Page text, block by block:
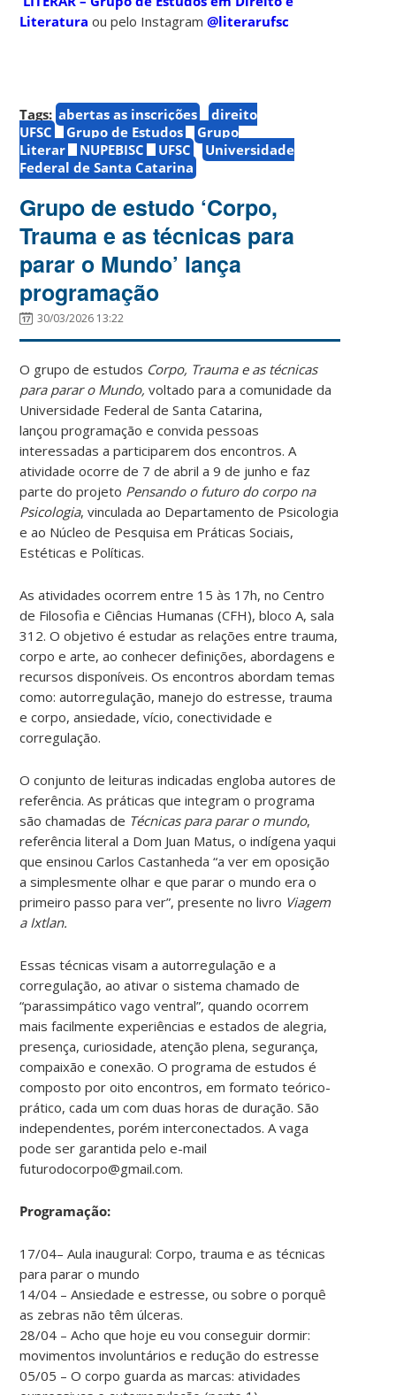
Literatura ou pelo Instagram@literarufsc
Tags: abertas as inscrições
direito
UFSC
Grupo de Estudos
Grupo
Literar
NUPEBISC UFSC
Universidade
Federal de Santa Catarina
Grupo de estudo ‘Corpo,
Trauma e as técnicas para
parar o Mundo’ lança
programação
30/03/2026 13:22
O grupo de estudos Corpo, Trauma e as técnicas
para parar o Mundo,voltado para a comunidade da
Universidade Federal de Santa Catarina,
lançou programação e convida pessoas
interessadas a participarem dos encontros. A
atividade ocorre de 7 de abril a 9 de junho e faz
parte do projeto Pensando o futuro do corpo na
Psicologia, vinculada ao Departamento de Psicologia
e ao Núcleo de Pesquisa em Práticas Sociais,
Estéticas e Políticas.
As atividades ocorrem entre 15 às 17h, no Centro
de Filosofia e Ciências Humanas (CFH), bloco A, sala
312. O objetivo é estudar as relações entre trauma,
corpo e arte, ao conhecer definições, abordagens e
recursos disponíveis. Os encontros abordam temas
como: autorregulação, manejo do estresse, trauma
e corpo, ansiedade, vício, conectividade e
corregulação.
O conjunto de leituras indicadas engloba autores de
referência. As práticas que integram o programa
são chamadas de Técnicas para parar o mundo,
referência literal a Dom Juan Matus, o indígena yaqui
que ensinou Carlos Castanheda “a ver em oposição
a simplesmente olhar e que parar o mundo era o
primeiro passo para ver”, presente no livro Viagem
a Ixtlan.
Essas técnicas visam a autorregulação e a
corregulação, ao ativar o sistema chamado de
“parassimpático vago ventral”, quando ocorrem
mais facilmente experiências e estados de alegria,
presença, curiosidade, atenção plena, segurança,
compaixão e conexão. O programa de estudos é
composto por oito encontros, em formato teórico-
prático, cada um com duas horas de duração. São
independentes, porém interconectados. A vaga
pode ser garantida pelo e-mail
futurodocorpo@gmail.com.
Programação:
17/04– Aula inaugural: Corpo, trauma e as técnicas
para parar o mundo
14/04 – Ansiedade e estresse, ou sobre o porquê
as zebras não têm úlceras.
28/04 – Acho que hoje eu vou conseguir dormir:
movimentos involuntários e redução do estresse
05/05 – O corpo guarda as marcas: atividades